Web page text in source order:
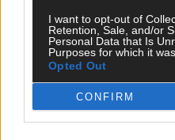
I want to opt-out of
Retention, Sale, and/or
Personal Data that Is
Purposes for which it
Opted Out
CONFIRM
MEDIATHEK